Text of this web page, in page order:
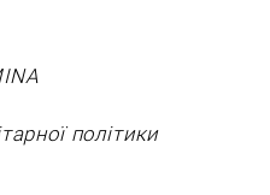
політики